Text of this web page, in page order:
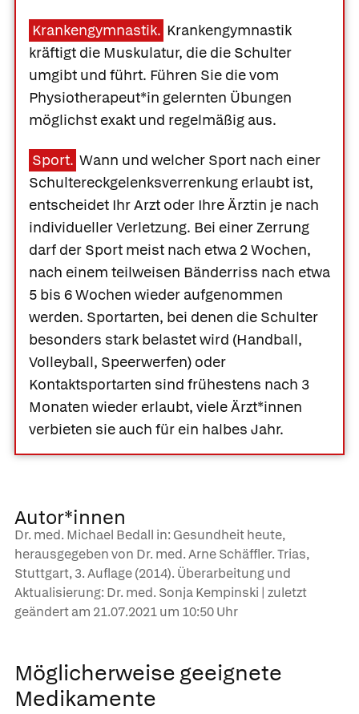
Krankengymnastik. Krankengymnastik
kräftigt die Muskulatur, die die Schulter
umgibt und führt. Führen Sie die vom
Physiotherapeut*in gelernten Übungen
möglichst exakt und regelmäßig aus.
Sport. Wann und welcher Sport nach einer
Schultereckgelenksverrenkung erlaubt ist,
entscheidet Ihr Arzt oder Ihre Ärztin je nach
individueller Verletzung. Bei einer Zerrung
darf der Sport meist nach etwa 2 Wochen,
nach einem teilweisen Bänderriss nach etwa
5 bis 6 Wochen wieder aufgenommen
werden. Sportarten, bei denen die Schulter
besonders stark belastet wird (Handball,
Volleyball, Speerwerfen) oder
Kontaktsportarten sind frühestens nach 3
Monaten wieder erlaubt, viele Ärzt*innen
verbieten sie auch für ein halbes Jahr.
Autor*innen
Dr. med. Michael Bedall in: Gesundheit heute,
herausgegeben von Dr. med. Arne Schäffler. Trias,
Stuttgart, 3. Auflage (2014). Überarbeitung und
Aktualisierung: Dr. med. Sonja Kempinski | zuletzt
geändert am 21.07.2021um 10:50 Uhr
Möglicherweise geeignete
Medikamente